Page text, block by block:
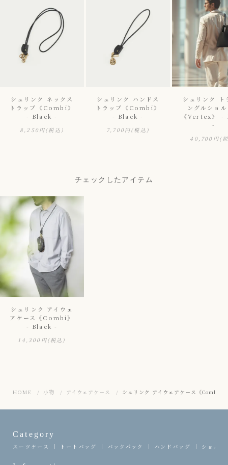
シュリンク ネックス
トラップ《Combi》
- Black -
8,250円(税込)
シュリンク ハンドス
トラップ《Combi》
- Black -
7,700円(税込)
シュリンク ト
ングルショ
《Vertex》 -
-
40,700円(
チェックしたアイテム
シュリンク アイウェ
アケース《Combi》
- Black -
14,300円(税込)
HOME 小物 アイウェアケース シュリンク アイウェアケース《Combi
Category
スーツケース トートバッグ バックパック ハンドバッグ ショル